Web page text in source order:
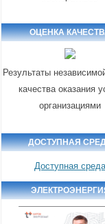
ОЦЕНКА
Результаты
качества оказания
организациями
ДОСТУПНАЯ
Доступная